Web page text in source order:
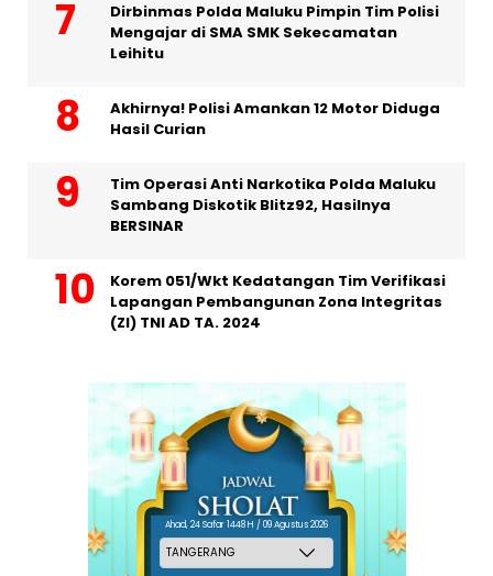
Dirbinmas Polda Maluku Pimpin Tim Polisi
Mengajar di SMA SMK Sekecamatan
Leihitu
Akhirnya! Polisi Amankan 12 Motor Diduga
Hasil Curian
Tim Operasi Anti Narkotika Polda Maluku
Sambang Diskotik Blitz92, Hasilnya
BERSINAR
Korem 051/Wkt Kedatangan Tim Verifikasi
Lapangan Pembangunan Zona Integritas
(ZI) TNI AD TA. 2024
Ahad, 24 Safar 1448 H / 09 Agustus 2026